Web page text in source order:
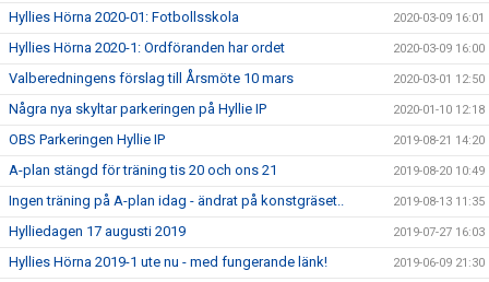
Hyllies Hörna 2020-01: Fotbollsskola 2020-03-09 16:01
Hyllies Hörna 2020-1: Ordföranden har ordet 2020-03-09 16:00
Valberedningens förslag till Årsmöte 10 mars 2020-03-01 12:50
Några nya skyltar parkeringen på Hyllie IP 2020-01-10 12:18
OBS Parkeringen Hyllie IP 2019-08-21 14:20
A-plan stängd för träning tis 20 och ons 21 2019-08-20 10:49
Ingen träning på A-plan idag - ändrat på konstgräset.. 2019-08-13 11:35
Hylliedagen 17 augusti 2019 2019-07-27 16:03
Hyllies Hörna 2019-1 ute nu - med fungerande länk! 2019-06-09 21:30